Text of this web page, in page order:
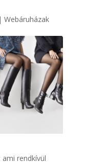
| Webáruházak
rendkívül